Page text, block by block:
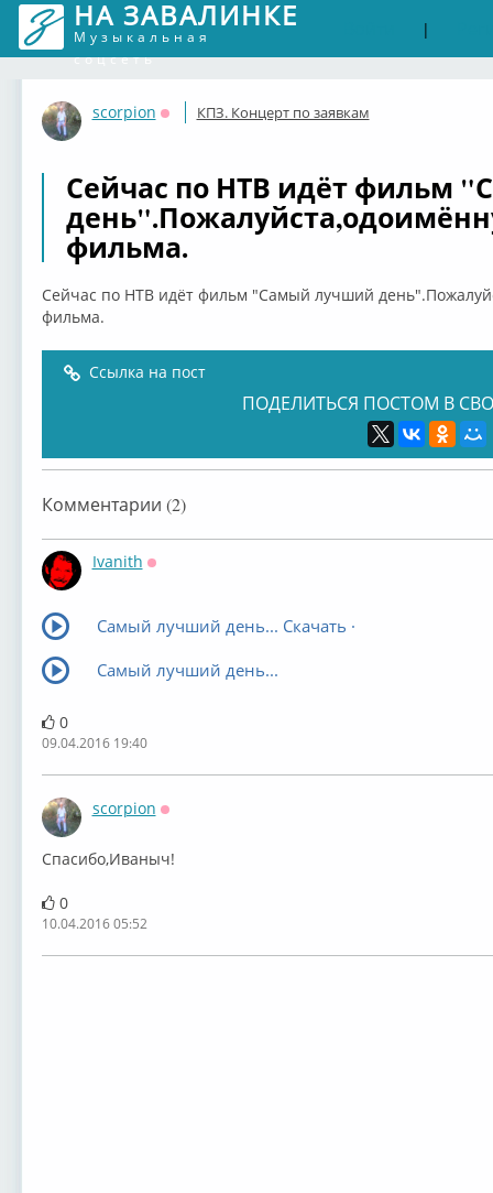
НА ЗАВАЛИНКЕ
Музыкальная
соцсеть
|
scorpion
Оффлайн
КПЗ. Концерт по заявкам
Сейчас по НТВ идёт фильм
фильма.
Сейчас по НТВ идёт фильм "Самый лучший
фильма.
Ссылка на пост
ПОДЕЛИТЬСЯ ПОСТОМ В
Комментарии (2)
Ivanith
Самый лучший день... Скачать ·
Самый лучший день...
0
09.04.2016 19:40
scorpion
Спасибо,Иваныч!
0
10.04.2016 05:52